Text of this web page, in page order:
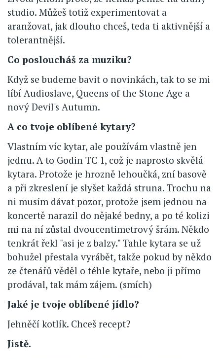
studio. Můžeš totiž experimentovat a
aranžovat, jak dlouho chceš, teda ti aktivnější a
tolerantnější.
Co posloucháš za muziku?
Když se budeme bavit o novinkách, tak to se mi
líbí Audioslave, Queens of the Stone Age a
nový Devil's Autumn.
A co tvoje oblíbené kytary?
Vlastním víc kytar, ale používám vlastně jen
jednu. A to Godin TC 1, což je naprosto skvělá
kytara. Protože je hrozně lehoučká, zní basově
a při zkreslení je slyšet každá struna. Trochu na
ni musím dávat pozor, protože jsem jednou na
koncertě narazil do nějaké bedny, a po té kolizi
mi na ní zůstal dvoucentimetrový šrám. Někdo
tenkrát řekl "asi je z balzy." Tahle kytara se už
bohužel přestala vyrábět, takže pokud by někdo
ze čtenářů věděl o téhle kytaře, nebo ji přímo
prodával, tak mám zájem. (smích)
Jaké je tvoje oblíbené jídlo?
Jehněčí kotlík. Chceš recept?
Jistě.